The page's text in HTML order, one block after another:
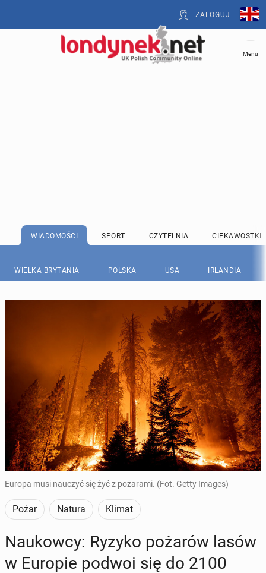
ZALOGUJ
Menu
WIADOMOŚCI SPORT CZYTELNIA CIEKAWOSTKI
WIELKA BRYTANIA POLSKA USA IRLANDIA
Europa musi nauczyć się żyć z pożarami. (Fot. Getty Images)
Pożar Natura Klimat
Na­ukow­cy: Ryzyko pożarów lasów
w Europie podwoi się do 2100